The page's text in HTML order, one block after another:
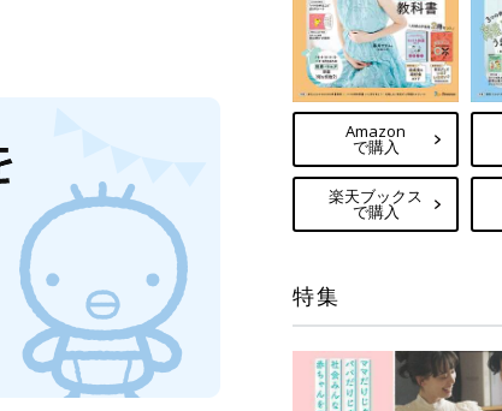
Amazon
で購入
楽天ブックス
で購入
特集